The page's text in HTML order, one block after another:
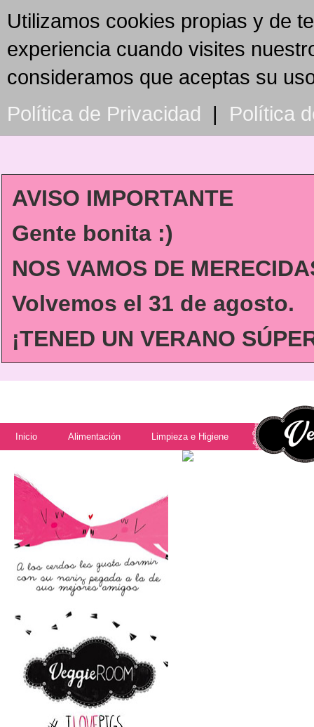
Utilizamos cookies propias y de
experiencia cuando visites
consideramos que aceptas su
Política de Privacidad | Política
AVISO IMPORTANTE
Gente bonita :)
NOS VAMOS DE
Volvemos el 31 de agosto.
¡TENED UN VERANO
Inicio Alimentación Limpieza e Higiene